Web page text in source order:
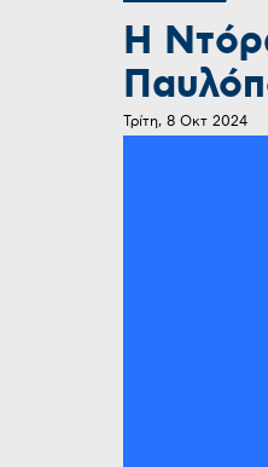
Η
Τρίτη, 8 Οκτ 2024